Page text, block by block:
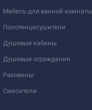
Мебель для ванной комнаты
Полотенцесушители
Душевые кабины
Душевые ограждения
Раковины
Смесители